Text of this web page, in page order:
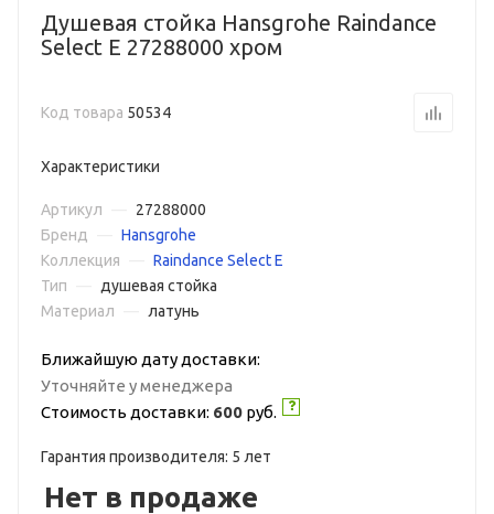
Душевая стойка Hansgrohe Raindance
Select E 27288000 хром
Код товара 50534
Характеристики
Артикул
27288000
Бренд
Hansgrohe
Коллекция
Raindance Select E
Тип
душевая стойка
Материал
латунь
Ближайшую дату доставки:
Уточняйте у менеджера
Стоимость доставки: 600 руб.
Гарантия производителя: 5 лет
Нет в продаже